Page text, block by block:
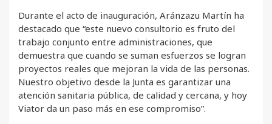
Durante el acto de inauguración, Aránzazu Martín ha
destacado que “este nuevo consultorio es fruto del
trabajo conjunto entre administraciones, que
demuestra que cuando se suman esfuerzos se logran
proyectos reales que mejoran la vida de las personas.
Nuestro objetivo desde la Junta es garantizar una
atención sanitaria pública, de calidad y cercana, y hoy
Viator da un paso más en ese compromiso”.